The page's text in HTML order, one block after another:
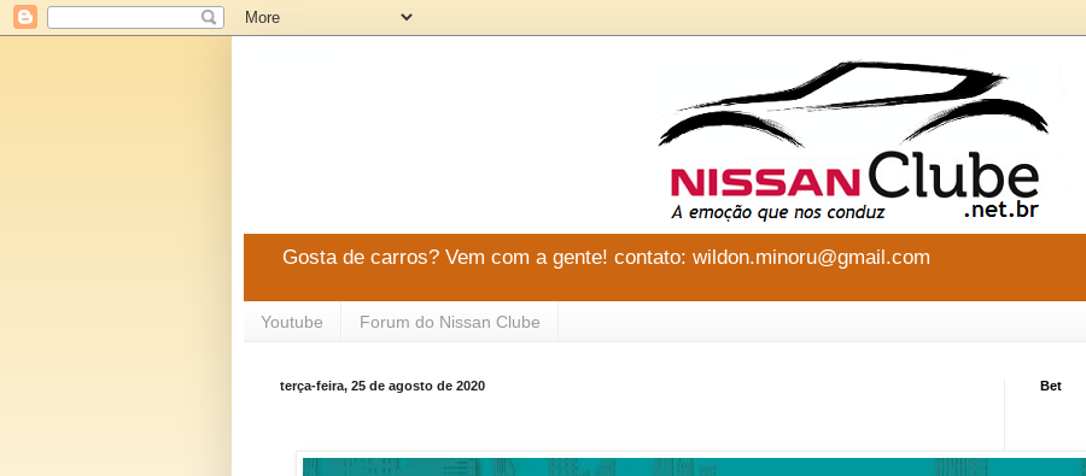
Gosta de carros? Vem com a gente! contato: wildon.minoru@gmail.com
Youtube Forum do Nissan Clube
terça-feira, 25 de agosto de 2020 Bet